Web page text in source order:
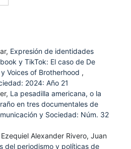
Expresión de identidades
y TikTok: El caso de De
Voices of Brotherhood ,
2024: Año 21
La pesadilla americana, o la
en tres documentales de
y Sociedad: Núm. 32
Alexander Rivero, Juan
del periodismo y políticas de